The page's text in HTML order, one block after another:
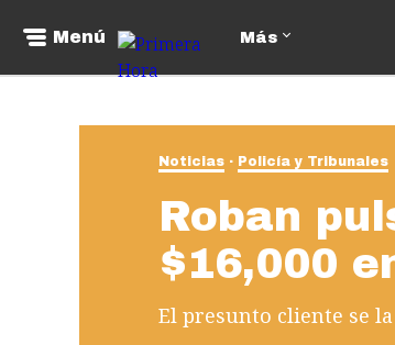
Menú Más
Noticias Policía y Tribunales
Roban
$16,000
El presunto cliente se